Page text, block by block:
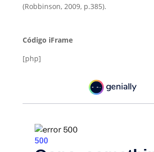
(Robbinson, 2009, p.385).
Código iFrame
[php]